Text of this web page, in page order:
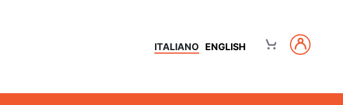
ITALIANO ENGLISH